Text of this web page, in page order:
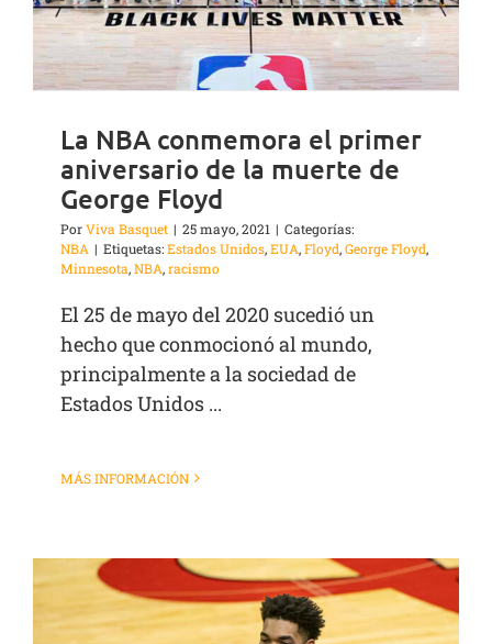
La NBA conmemora el primer
aniversario de la muerte de
George Floyd
PorViva Basquet | 25 mayo, 2021 | Categorías:
NBA | Etiquetas:Estados Unidos,EUA,Floyd,George Floyd,
Minnesota,NBA,racismo
El 25 de mayo del 2020 sucedió un
hecho que conmocionó al mundo,
principalmente a la sociedad de
Estados Unidos ...
MÁS INFORMACIÓN